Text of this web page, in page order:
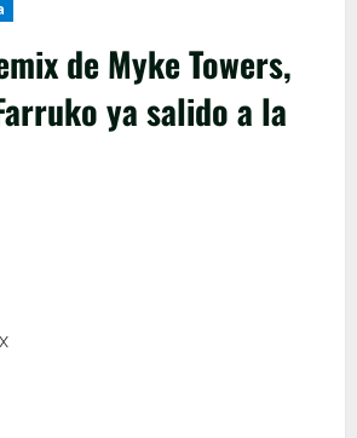
de Myke Towers,
ya salido a la